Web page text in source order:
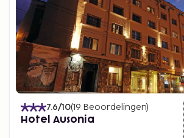
7.6/10(19 Beoordelingen)
Hotel Ausonia